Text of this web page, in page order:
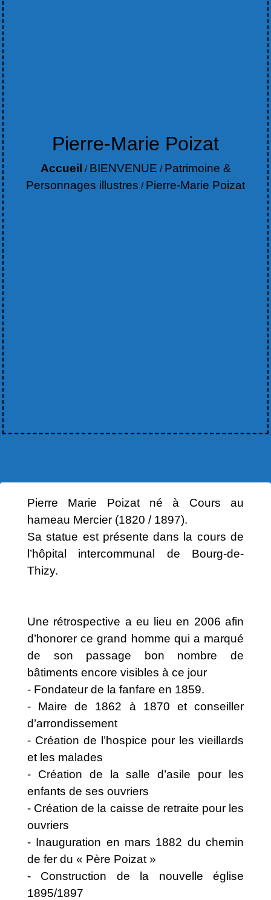
Pierre-Marie Poizat
Accueil / BIENVENUE / Patrimoine &
Personnages illustres / Pierre-Marie Poizat
Pierre Marie Poizat né à Cours au
hameau Mercier (1820 / 1897).
Sa statue est présente dans la cours de
l’hôpital intercommunal de Bourg-de-
Thizy.
Une rétrospective a eu lieu en 2006 afin
d’honorer ce grand homme qui a marqué
de son passage bon nombre de
bâtiments encore visibles à ce jour
- Fondateur de la fanfare en 1859.
- Maire de 1862 à 1870 et conseiller
d’arrondissement
- Création de l’hospice pour les vieillards
et les malades
- Création de la salle d’asile pour les
enfants de ses ouvriers
- Création de la caisse de retraite pour les
ouvriers
- Inauguration en mars 1882 du chemin
de fer du « Père Poizat »
- Construction de la nouvelle église
1895/1897